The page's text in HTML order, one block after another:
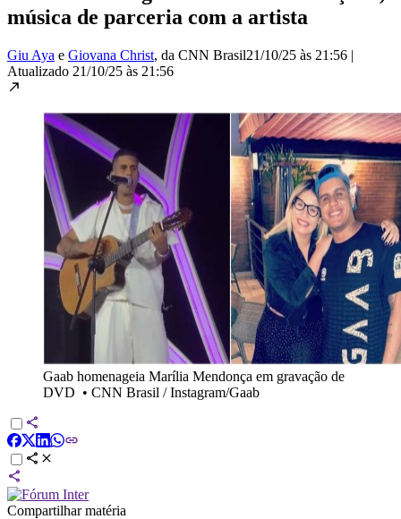
música de parceria com a artista
Giu Aya e Giovana Christ, da CNN Brasil21/10/25 às 21:56 |
Atualizado 21/10/25 às 21:56
Gaab homenageia Marília Mendonça em gravação de
DVD • CNN Brasil / Instagram/Gaab
Compartilhar matéria